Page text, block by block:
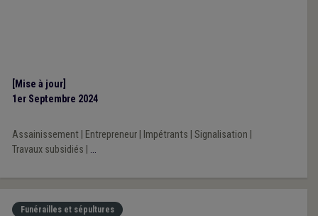
[Mise à jour]
1er Septembre 2024
Assainissement| Entrepreneur| Impétrants Signalisation
Travaux subsidiés
...
Funérailles et sépultures